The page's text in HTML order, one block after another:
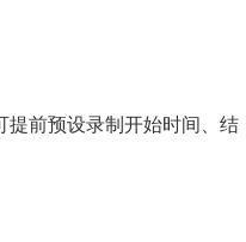
提前预设录制开始时间、结